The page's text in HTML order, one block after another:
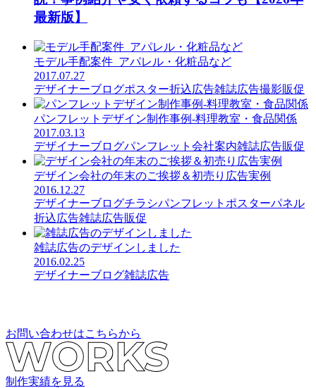
最新版】
モデル手配案件_アパレル・化粧品など
2017.07.27
デザイナーブログポスター折込広告雑誌広告撮影販促
パンフレットデザイン制作事例-料理教室・食品関係
2017.03.13
デザイナーブログパンフレット 会社案内雑誌広告販促
デザイン会社の年末のご挨拶＆初売り広告実例
2016.12.27
デザイナーブログチラシパンフレット ポスターパネル
折込広告雑誌広告販促
雑誌広告のデザインしました
2016.02.25
デザイナーブログ雑誌広告
お問い合わせはこちらから
制作実績を見る